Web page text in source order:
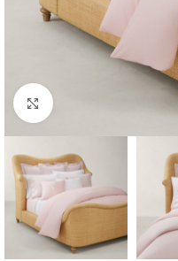
Click to enlarge